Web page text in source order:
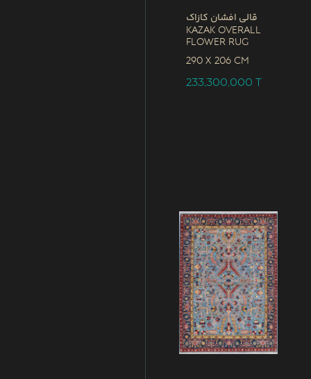
قالی افشان کازاک
Kazak Overall
Flower Rug
290 x 206 CM
233,300,000T